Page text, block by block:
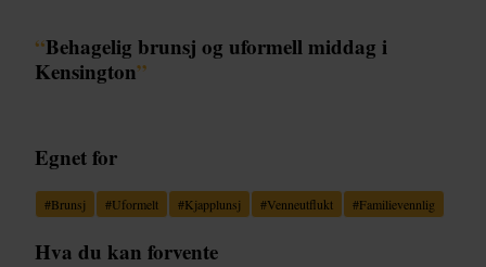
“Behagelig brunsj og uformell middag i
Kensington”
Egnet for
#Brunsj #Uformelt #Kjapplunsj #Venneutflukt #Familievennlig
Hva du kan forvente